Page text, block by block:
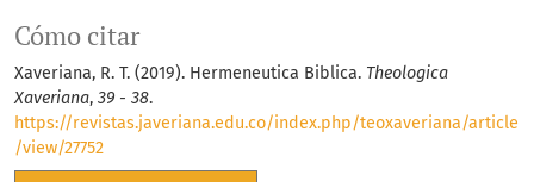
Cómo citar
Xaveriana, R. T. (2019). Hermeneutica Biblica. Theologica
Xaveriana, 39 - 38.
https://revistas.javeriana.edu.co/index.php/teoxaveriana/article
/view/27752